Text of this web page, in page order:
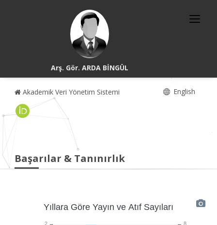
Arş. Gör. ARDA BİNGÜL
Akademik Veri Yönetim Sistemi English
Başarılar & Tanınırlık
Yıllara Göre Yayın ve Atıf Sayıları
8
2